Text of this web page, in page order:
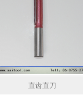
直齿直刀